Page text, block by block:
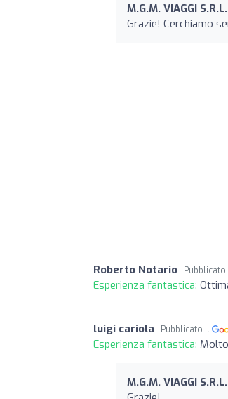
M.G.M. VIAGGI S.R.L.
Grazie! Cerchiamo
Roberto Notario
Esperienza fantastica:
luigi cariola Pubblicato il
Esperienza fantastica:
M.G.M. VIAGGI S.R.L.